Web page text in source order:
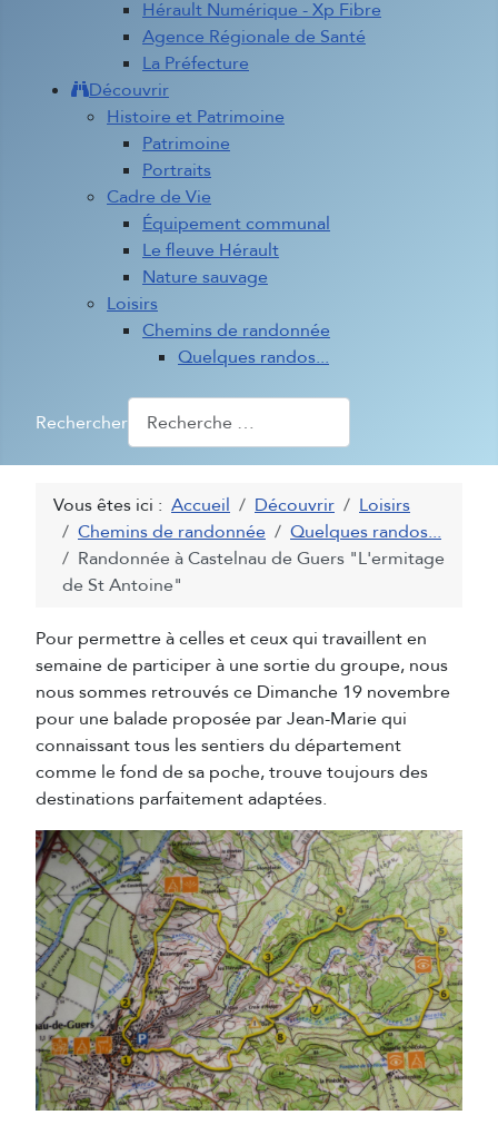
Hérault Numérique - Xp Fibre
Agence Régionale de Santé
La Préfecture
Découvrir
Histoire et Patrimoine
Patrimoine
Portraits
Cadre de Vie
Équipement communal
Le fleuve Hérault
Nature sauvage
Loisirs
Chemins de randonnée
Quelques randos...
Rechercher
Vous êtes ici : Accueil Découvrir
Loisirs
Chemins de randonnée
Quelques randos...
Randonnée à Castelnau de Guers "L'ermitage
de St Antoine"
Pour permettre à celles et ceux qui travaillent en
semaine de participer à une sortie du groupe, nous
nous sommes retrouvés ce Dimanche 19 novembre
pour une balade proposée par Jean-Marie qui
connaissant tous les sentiers du département
comme le fond de sa poche, trouve toujours des
destinations parfaitement adaptées.